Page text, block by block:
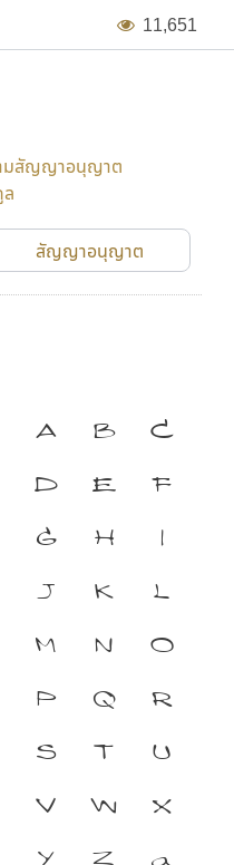
11,651
มสัญญาอนุญาต
สัญญาอนุญาต
A B
C
D
E
F
G
H
I
J
K
L
M
N
O
P
Q
R
S
T
U
V
W
X